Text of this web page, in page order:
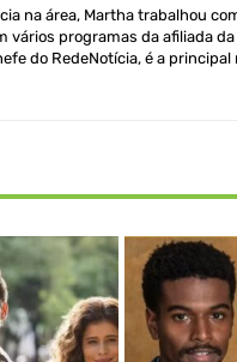
na área, Martha trabalhou
vários programas da afiliada
do RedeNotícia, é a